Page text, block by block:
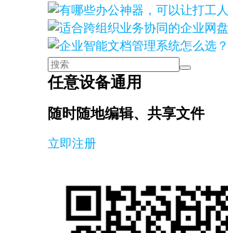
任意设备通用
随时随地编辑、共享文件
立即注册